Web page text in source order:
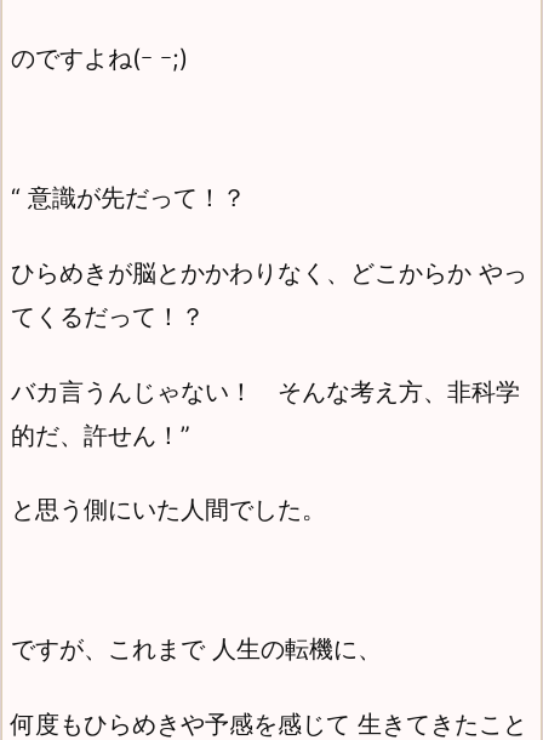
のですよね(ｰ ｰ;)
“ 意識が先だって！？
ひらめきが脳とかかわりなく、どこからか やっ
てくるだって！？
バカ言うんじゃない！ そんな考え方、非科学
的だ、許せん！”
と思う側にいた人間でした。
ですが、これまで 人生の転機に、
何度もひらめきや予感を感じて 生きてきたこと